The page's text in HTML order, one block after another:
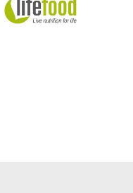
SANS LE SUCRE EN
se mêle à un café
et boosté en